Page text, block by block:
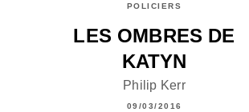
POLICIERS
LES OMBRES DE
KATYN
Philip Kerr
09/03/2016